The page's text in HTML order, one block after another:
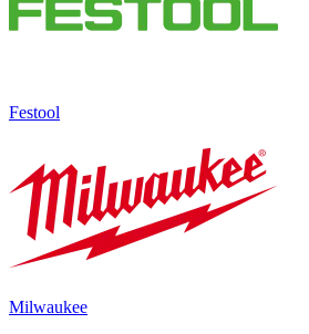
Festool
Milwaukee